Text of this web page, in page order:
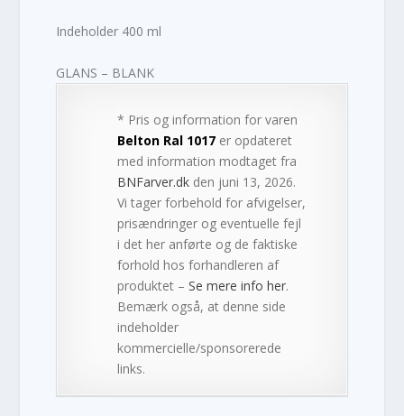
Indeholder 400 ml
GLANS – BLANK
* Pris og information for varen
Belton Ral 1017 er opdateret
med information modtaget fra
BNFarver.dk den juni 13, 2026.
Vi tager forbehold for afvigelser,
prisændringer og eventuelle fejl
i det her anførte og de faktiske
forhold hos forhandleren af
produktet –Se mere info her.
Bemærk også, at denne side
indeholder
kommercielle/sponsorerede
links.